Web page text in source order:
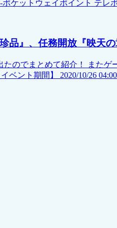
ケットウェイポイント テレ
品』、任務開放『映天
たのでまとめて紹介！ また
ベント期間】 2020/10/26